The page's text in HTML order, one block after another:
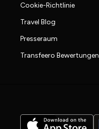
Cookie-Richtlinie
Travel Blog
Presseraum
Transfeero Bewertungen